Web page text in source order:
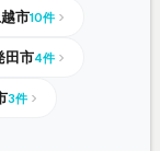
市10件
田市4件
3件